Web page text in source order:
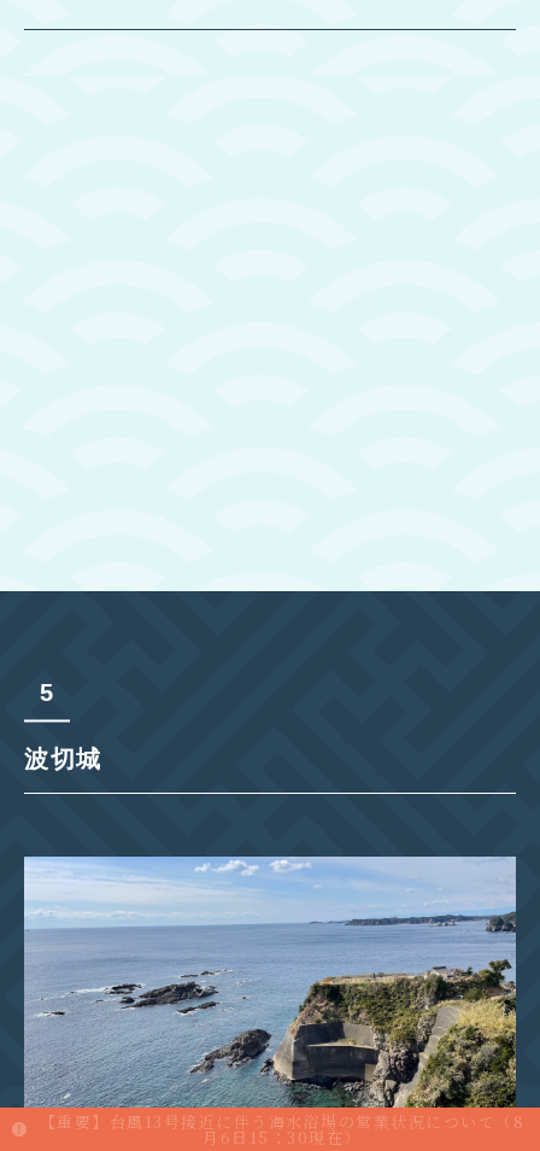
波切城
【重要】台風13号接近に伴う海水浴場の営業状況について（8
月6日15：30現在）